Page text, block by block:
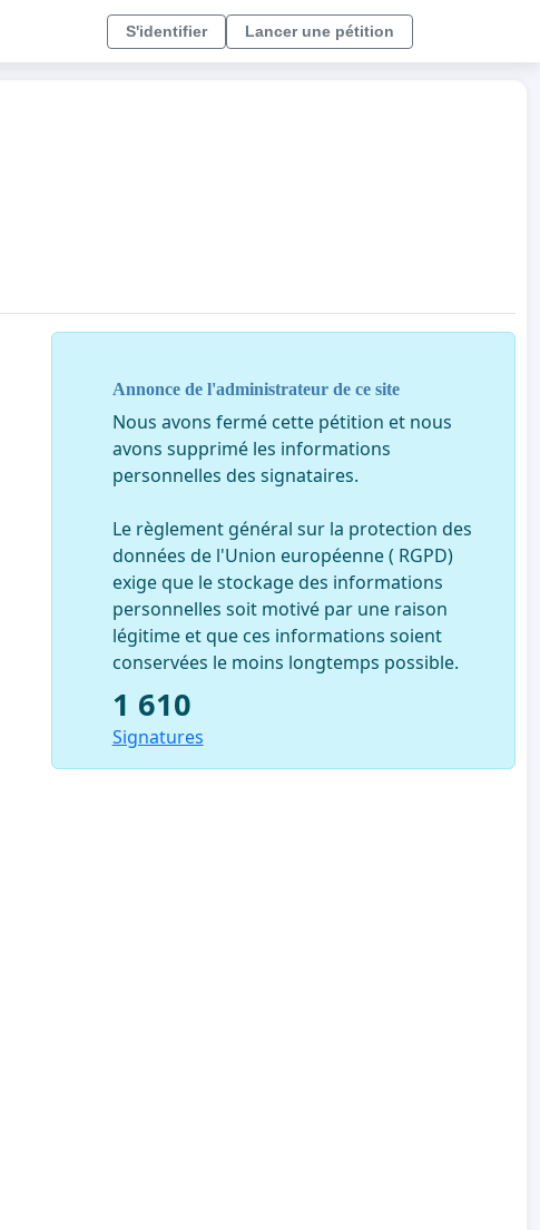
S'identifier Lancer une pétition
Annonce de l'administrateur de ce site
Nous avons fermé cette pétition et nous
avons supprimé les informations
personnelles des signataires.
Le règlement général sur la protection des
données de l'Union européenne ( RGPD)
exige que le stockage des informations
personnelles soit motivé par une raison
légitime et que ces informations soient
conservées le moins longtemps possible.
1 610
Signatures